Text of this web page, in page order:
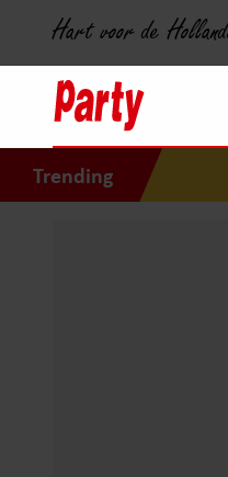
Hart voor de
Trending